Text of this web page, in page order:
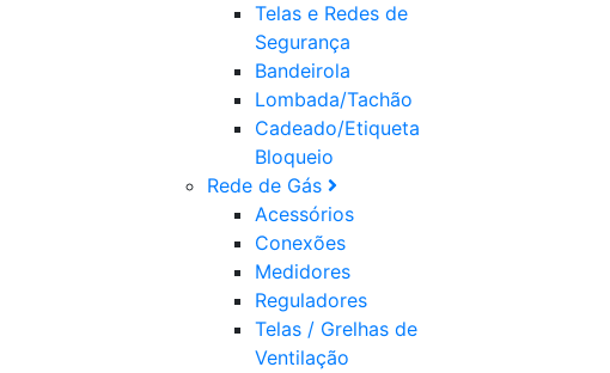
Telas e Redes de
Segurança
Bandeirola
Lombada/Tachão
Cadeado/Etiqueta
Bloqueio
Rede de Gás
Acessórios
Conexões
Medidores
Reguladores
Telas / Grelhas de
Ventilação